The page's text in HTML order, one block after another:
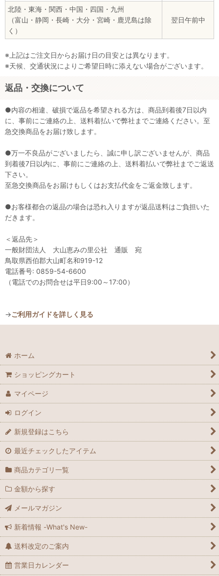
北陸・東海・関西・中国・四国・九州
（富山・静岡・長崎・大分・宮崎・鹿児島は除
く）
翌日午前中
※上記はご注文日からお届け日の目安とは異なります。
※天候、交通状況によりご希望日時に添えない場合がございます。
返品・交換について
●内容の相違、破損で返品を希望される方は、商品到着後7日以内
に、事前にご連絡の上、送料着払いで弊社までご連絡ください。至
急交換商品をお届け致します。
●万一不良品がございましたら、誠に申し訳ございませんが、商品
到着後7日以内に、事前にご連絡の上、送料着払いで弊社までご返送
下さい。
至急交換商品をお届けもしくはお支払代金をご返金致します。
●お客様都合の返品の場合は恐れ入りますが返品送料はご負担いた
だきます。
＜返品先＞
一般財団法人 大山恵みの里公社 通販 宛
鳥取県西伯郡大山町名和919-12
電話番号: 0859-54-6600
（電話でのお問合せは平日9:00～17:00）
→ご利用ガイドを詳しく見る
ホーム
ショッピングカート
マイページ
ログイン
新規登録はこちら
最近チェックしたアイテム
商品カテゴリ一覧
金額から探す
メールマガジン
新着情報 -What's New-
送料改定のご案内
営業日カレンダー